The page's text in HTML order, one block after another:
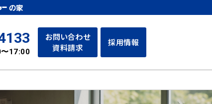
17:00
お問い合わせ
資料請求
採用情報